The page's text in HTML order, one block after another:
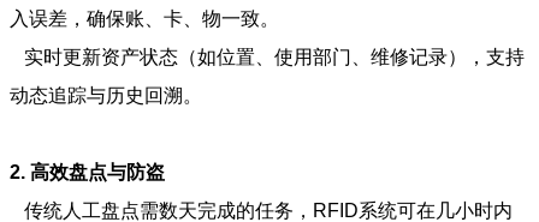
入误差，确保账、卡、物一致。
实时更新资产状态（如位置、使用部门、维修记录），支持
动态追踪与历史回溯。
2. 高效盘点与防盗
传统人工盘点需数天完成的任务，RFID系统可在几小时内